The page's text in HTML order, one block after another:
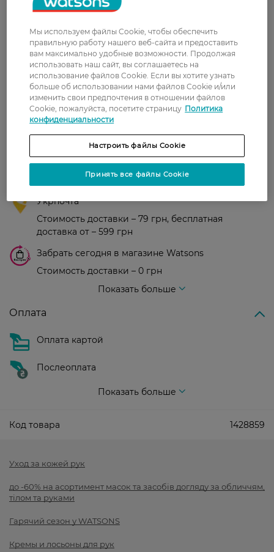
0
З 0 відгуків
0 відгуків
Доставка
Новая почта
В отделение Новой почты - 99 грн, бесплатно
Укрпочта
Стоимость доставки – 79 грн, бесплатная
доставка от – 599 грн
Забрать сегодня в магазине Watsons
Стоимость доставки – 0 грн
Показать больше
Оплата
Оплата картой
Послеоплата
Показать больше
Код товара 1428859
Уход за кожей рук
до -60% на асортимент масок та засобів догляду за обличчям,
тілом та руками
Гарячий сезон у WATSONS
Кремы и лосьоны для рук
Мы используем файлы Cookie, чтобы обеспечить
правильную работу нашего веб-сайта и предоставить
вам максимально удобные возможности. Продолжая
использовать наш сайт, вы соглашаетесь на
использование файлов Cookie. Если вы хотите узнать
больше об использовании нами файлов Cookie и/или
изменить свои предпочтения в отношении файлов
Cookie, пожалуйста, посетите страницу Политика
конфиденциальности
Настроить файлы Cookie
Принять все файлы Cookie